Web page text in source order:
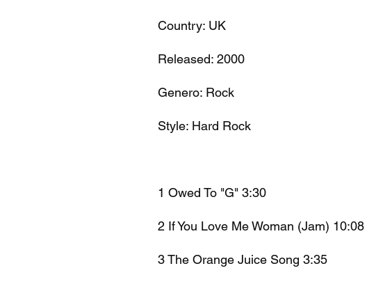
Country: UK
Released: 2000
Genero: Rock
Style: Hard Rock
1 Owed To "G" 3:30
2 If You Love Me Woman (Jam) 10:08
3 The Orange Juice Song 3:35